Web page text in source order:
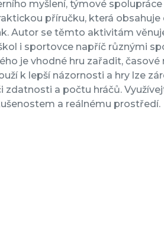
myšlení, týmové spolupráce
příručku, která obsahuje
Autor se těmto aktivitám
i sportovce napříč různými
je vhodné hru zařadit, časové
k lepší názornosti a hry lze
a počtu hráčů.
a reálnému prostředí.